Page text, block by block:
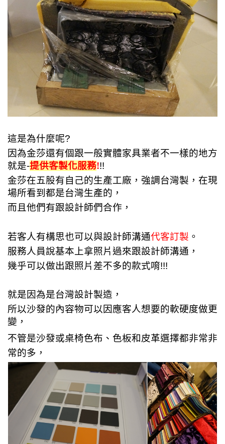
這是為什麼呢?
因為金莎還有個跟一般實體家具業者不一樣的地方
就是-提供客製化服務!!!
金莎在五股有自己的生產工廠， 強調台灣製，在現
場所看到都是台灣生產的，
而且他們有跟設計師們合作，
若客人有構思也可以與設計師溝通代客訂製 。
服務人員說基本上拿照片過來跟設計師溝通，
幾乎可以做出跟照片差不多的款式唷!!!
就是因為是台灣設計製造，
所以沙發的內容物可以因應客人想要的軟硬度做更
變，
不管是沙發或桌椅色布、色板和皮革選擇都非常非
常的多，